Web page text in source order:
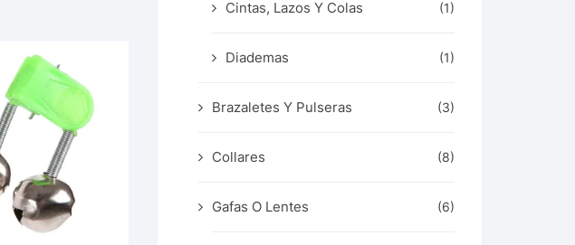
Cintas, Lazos Y Colas (1)
Diademas (1)
Brazaletes Y Pulseras (3)
Collares (8)
Gafas O Lentes (6)